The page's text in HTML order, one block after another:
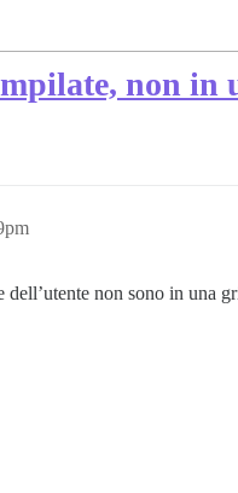
non in
non sono in